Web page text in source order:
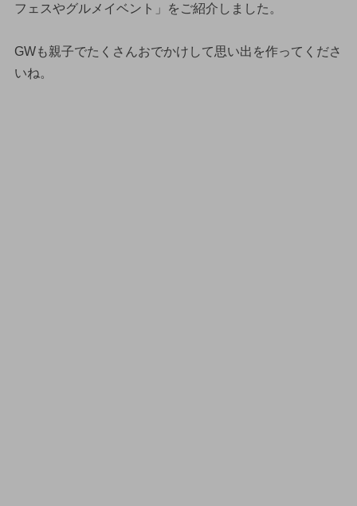
フェスやグルメイベント」をご紹介しました。
GWも親子でたくさんおでかけして思い出を作ってくださ
いね。